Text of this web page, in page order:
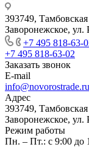
393749,
Заворонежское,
+7 495 818-63-
+7 495 818-63-02
Заказать звонок
E-mail
info@novorostrade.ru
Адрес
393749,
Заворонежское,
Режим работы
Пн. – Пт.: с 9:00 до